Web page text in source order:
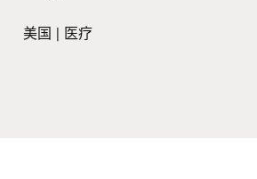
美国 | 医疗